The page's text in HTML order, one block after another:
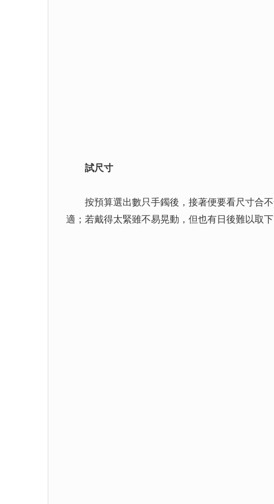
試尺寸
按預算選出數只手鐲後，接著便要看尺寸合不
適；若戴得太緊雖不易晃動，但也有日後難以取下